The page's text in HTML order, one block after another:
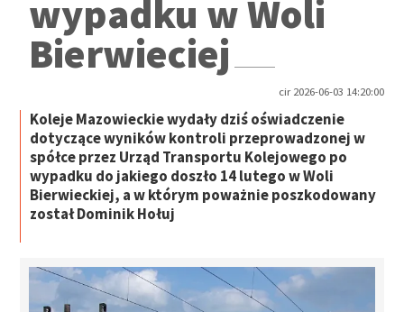
wypadku w Woli
Bierwieciej
cir 2026-06-03 14:20:00
Koleje Mazowieckie wydały dziś oświadczenie
dotyczące wyników kontroli przeprowadzonej w
spółce przez Urząd Transportu Kolejowego po
wypadku do jakiego doszło 14 lutego w Woli
Bierwieckiej, a w którym poważnie poszkodowany
został Dominik Hołuj